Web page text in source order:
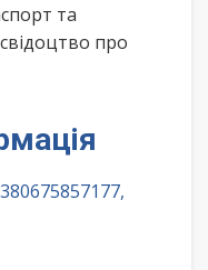
та
про